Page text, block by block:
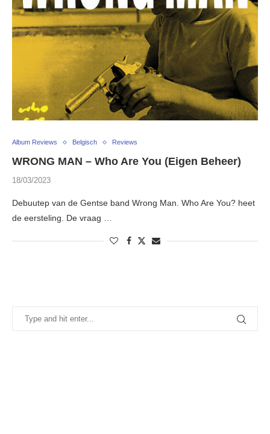
Album Reviews Belgisch Reviews
WRONG MAN – Who Are You (Eigen Beheer)
18/03/2023
Debuutep van de Gentse band Wrong Man. Who Are You? heet
de eersteling. De vraag …